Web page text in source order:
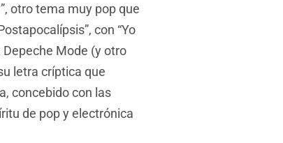
otro tema muy pop que
con “Yo
Mode (y otro
letra críptica que
concebido con las
de pop y electrónica